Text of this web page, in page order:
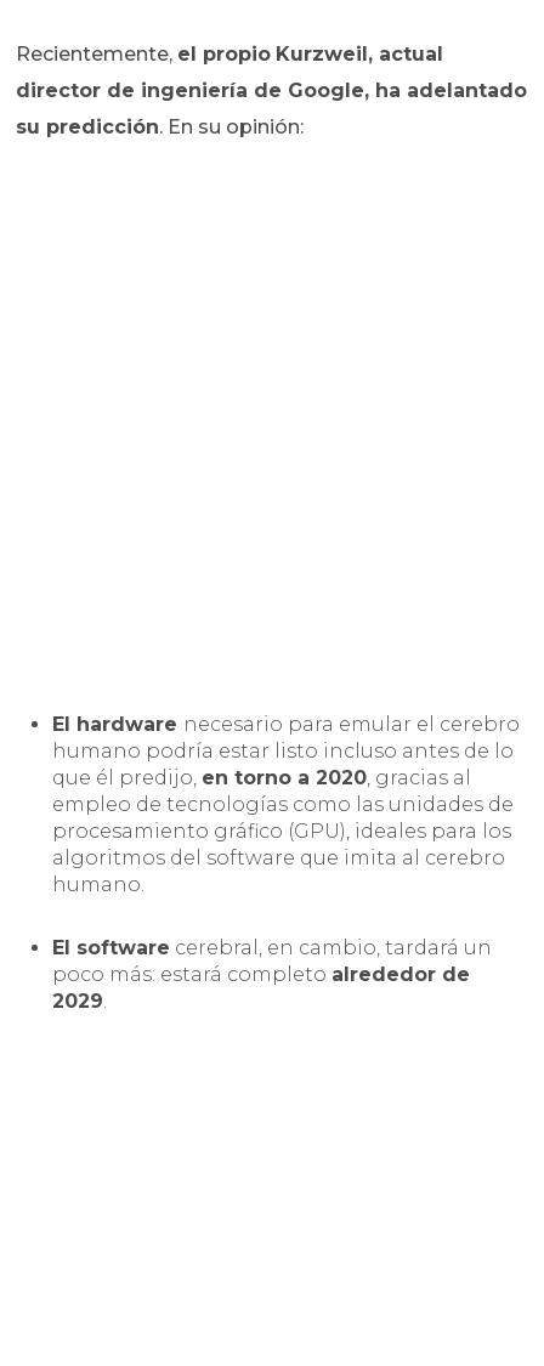
Recientemente, el propio Kurzweil, actual
director de ingeniería de Google, ha adelantado
su predicción. En su opinión:
El hardware necesario para emular el cerebro
humano podría estar listo incluso antes de lo
que él predijo, en torno a 2020, gracias al
empleo de tecnologías como las unidades de
procesamiento gráfico (GPU), ideales para los
algoritmos del software que imita al cerebro
humano.
El software cerebral, en cambio, tardará un
poco más: estará completo alrededor de
2029.